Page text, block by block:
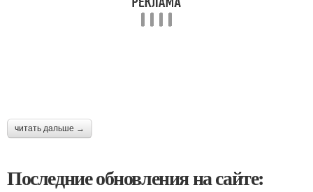
читать дальше →
Последние обновления на сайте: